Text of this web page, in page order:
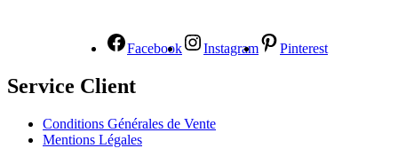
Facebook Instagram Pinterest
Service Client
Conditions Générales de Vente
Mentions Légales